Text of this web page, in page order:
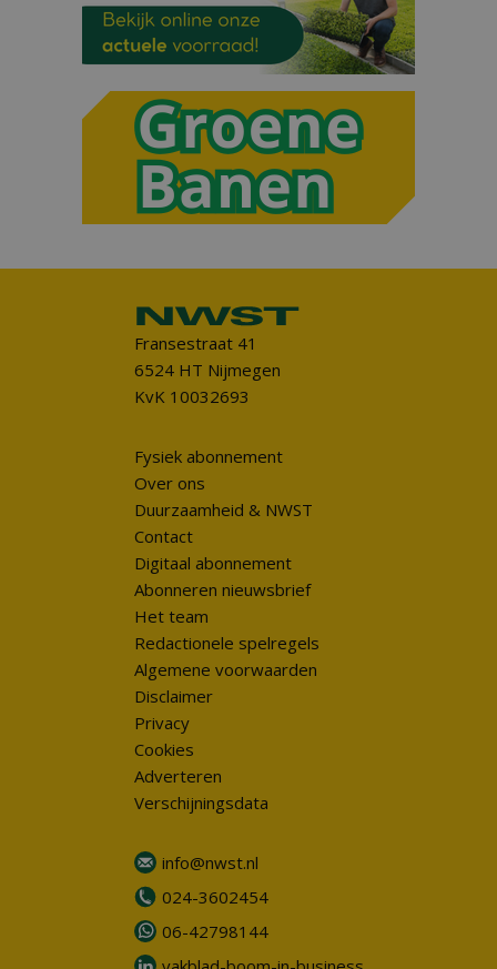
Fransestraat 41
6524 HT Nijmegen
KvK 10032693
Fysiek abonnement
Over ons
Duurzaamheid & NWST
Contact
Digitaal abonnement
Abonneren nieuwsbrief
Het team
Redactionele spelregels
Algemene voorwaarden
Disclaimer
Privacy
Cookies
Adverteren
Verschijningsdata
info@nwst.nl
024-3602454
06-42798144